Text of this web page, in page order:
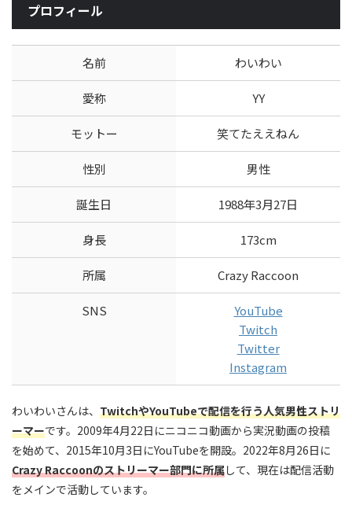
プロフィール
名前 わいわい
愛称 YY
モットー 笑てたええねん
性別 男性
誕生日 1988年3月27日
身長 173cm
所属 Crazy Raccoon
SNS
YouTube
Twitch
Twitter
Instagram
わいわいさんは、 TwitchやYouTubeで配信を行う人気男性ストリ
ーマーです。2009年4月22日にニコニコ動画から実況動画の投稿
を始めて、2015年10月3日にYouTubeを開設。2022年8月26日に
Crazy Raccoonのストリーマー部門に所属して、現在は配信活動
をメインで活動しています。